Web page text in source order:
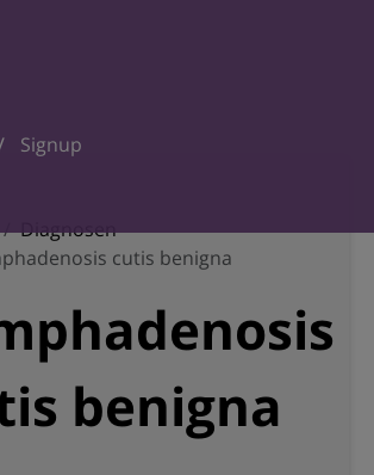
Signup
Diagnosen
cutis benigna
benigna